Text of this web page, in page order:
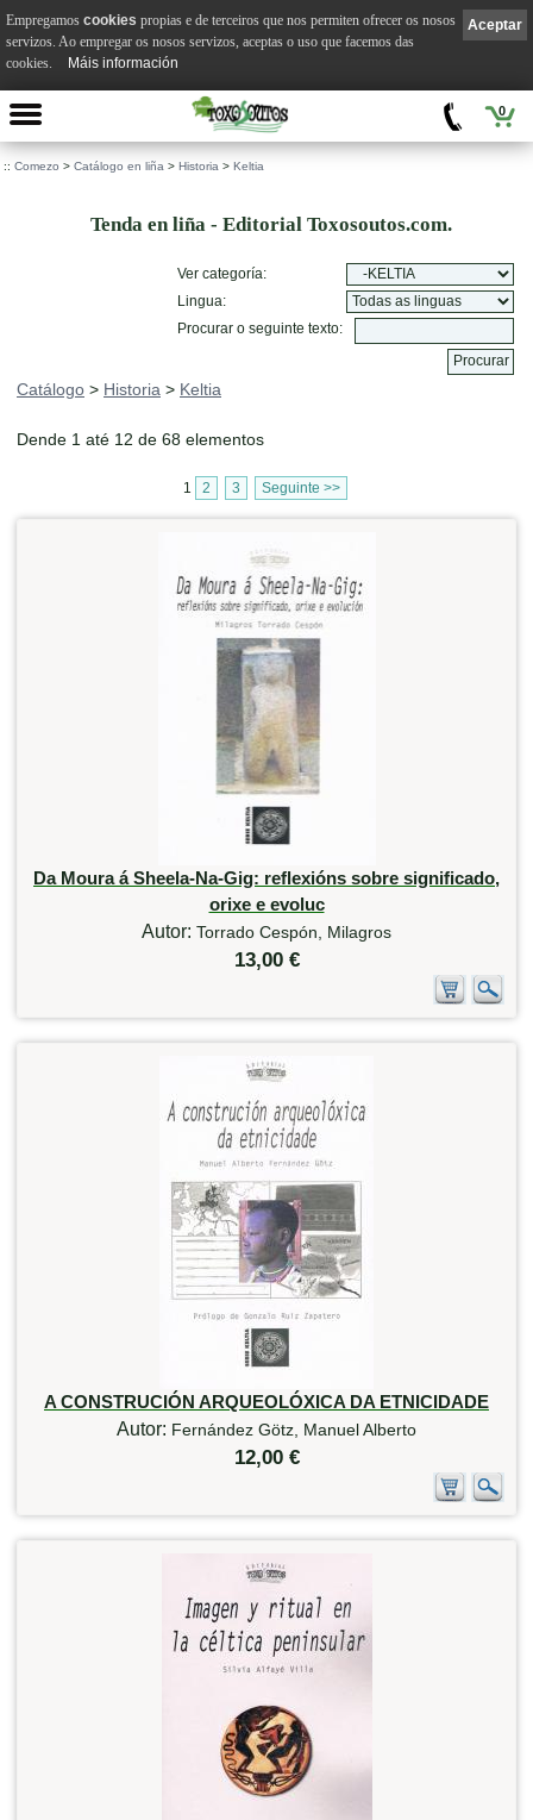
0
:: Comezo > Catálogo en liña > Historia > Keltia
Tenda en liña - Editorial Toxosoutos.com.
Ver categoría:
Lingua:
Procurar o seguinte texto:
Catálogo > Historia > Keltia
Dende 1 até 12 de 68 elementos
1 2 3 Seguinte >>
Da Moura á Sheela-Na-Gig: reflexións sobre significado,
orixe e evoluc
Autor: Torrado Cespón, Milagros
13,00 €
A CONSTRUCIÓN ARQUEOLÓXICA DA ETNICIDADE
Autor: Fernández Götz, Manuel Alberto
12,00 €
Aceptar
Empregamos cookies propias e de terceiros que nos permiten ofrecer os nosos
servizos. Ao empregar os nosos servizos, aceptas o uso que facemos das
cookies.
Máis información